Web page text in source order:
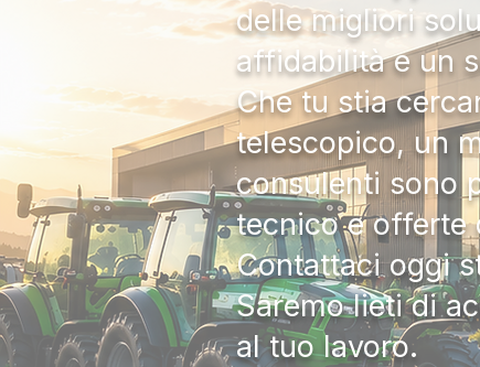
delle migliori
affidabilità e un
Che tu stia
telescopico, un
consulenti sono
tecnico e offerte
Contattaci oggi
Saremo lieti di
al tuo lavoro.